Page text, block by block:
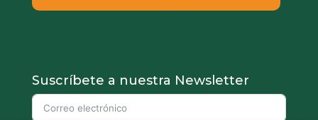
Suscríbete a nuestra Newsletter